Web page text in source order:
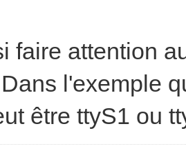
faire attention
l'exemple
être ttyS1 ou